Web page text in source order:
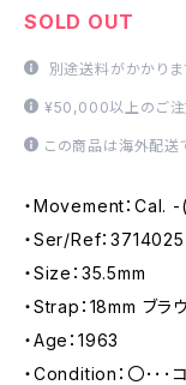
SOLD OUT
別途送料がかかりま
¥50,000以上のご注
この商品は海外配送
・Movement：Cal.
・Ser/Ref：
・Size：35.5mm
・Strap：18mm ブラ
・Age：1963
・Condition：〇･･･